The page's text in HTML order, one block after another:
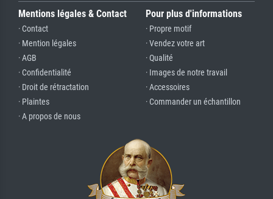
Mentions légales & Contact
· Contact
· Mention légales
· AGB
· Confidentialité
· Droit de rétractation
· Plaintes
· A propos de nous
Pour plus d'informations
· Propre motif
· Vendez votre art
· Qualité
· Images de notre travail
· Accessoires
· Commander un échantillon